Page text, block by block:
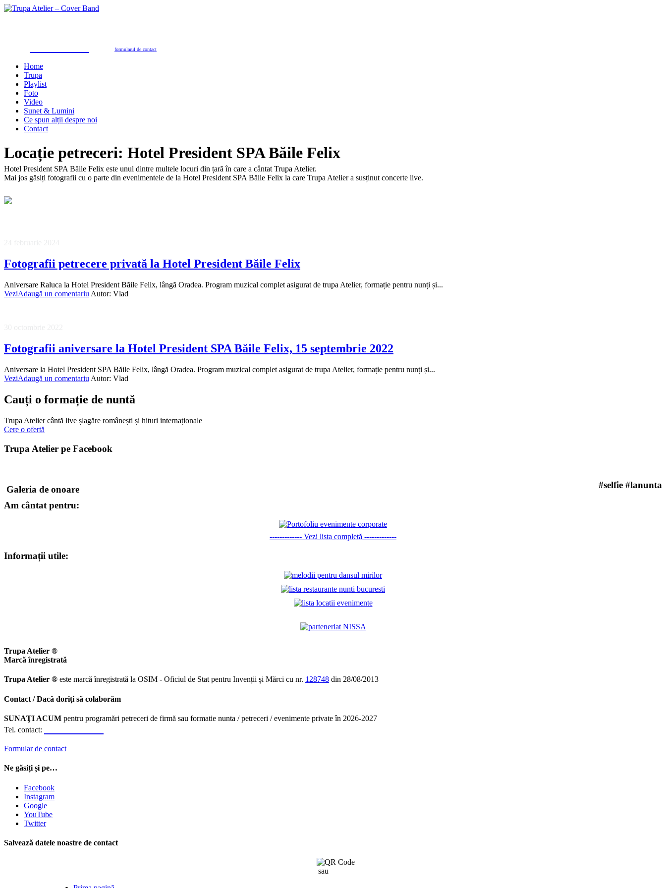
formularul de contact
Home
Trupa
Playlist
Foto
Video
Sunet & Lumini
Ce spun alții despre noi
Contact
Locație petreceri: Hotel President SPA Băile Felix
Hotel President SPA Băile Felix este unul dintre multele locuri din țară în care a cântat Trupa Atelier.
Mai jos găsiți fotografii cu o parte din evenimentele de la Hotel President SPA Băile Felix la care Trupa Atelier a susținut concerte live.
Fotografii petrecere privată la Hotel President Băile Felix
Aniversare Raluca la Hotel President Băile Felix, lângă Oradea. Program muzical complet asigurat de trupa Atelier, formație pentru nunți și...
VeziAdaugă un comentariu Autor: Vlad
Fotografii aniversare la Hotel President SPA Băile Felix, 15 septembrie 2022
Aniversare la Hotel President SPA Băile Felix, lângă Oradea. Program muzical complet asigurat de trupa Atelier, formație pentru nunți și...
VeziAdaugă un comentariu Autor: Vlad
Cauți o formație de nuntă
Trupa Atelier cântă live șlagăre românești și hituri internaționale
Cere o ofertă
Trupa Atelier pe Facebook
Galeria de onoare
#selfie #lanunta
Am cântat pentru:
------------- Vezi lista completă -------------
Informații utile:
Trupa Atelier ®
Marcă înregistrată
Trupa Atelier ® este marcă înregistrată la OSIM - Oficiul de Stat pentru Invenții și Mărci cu nr. 128748 din 28/08/2013
Contact / Dacă doriți să colaborăm
SUNAŢI ACUM pentru programări petreceri de firmă sau formatie nunta / petreceri / evenimente private în 2026-2027
Tel. contact:
Formular de contact
Ne găsiți și pe…
Facebook
Instagram
Google
YouTube
Twitter
Salvează datele noastre de contact
sau